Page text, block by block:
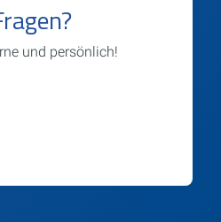
und persönlich!